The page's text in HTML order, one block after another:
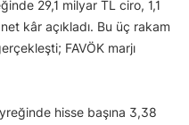
29,1 milyar TL ciro, 1,1
kâr açıkladı. Bu üç rakam
FAVÖK marjı
hisse başına 3,38